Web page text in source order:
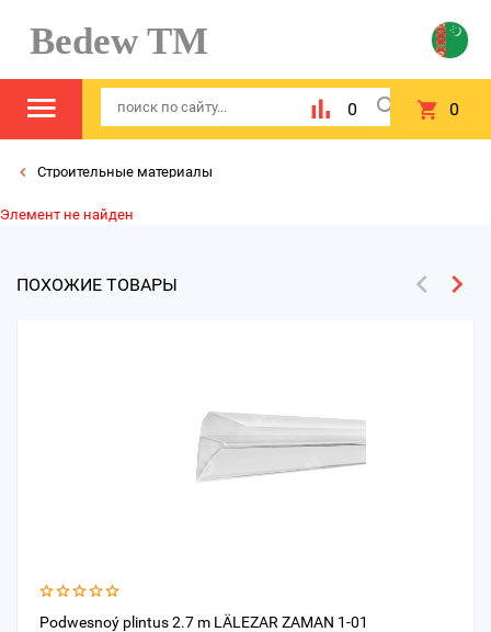
Bedew TM
0 0
Строительные материалы
Элемент не найден
ПОХОЖИЕ ТОВАРЫ
Podwesnoý plintus 2.7 m LÄLEZAR ZAMAN 1-01